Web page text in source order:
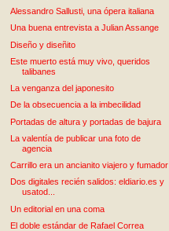
Alessandro Sallusti, una ópera italiana
Una buena entrevista a Julian Assange
Diseño y diseñito
Este muerto está muy vivo, queridos
talibanes
La venganza del japonesito
De la obsecuencia a la imbecilidad
Portadas de altura y portadas de bajura
La valentía de publicar una foto de
agencia
Carrillo era un ancianito viajero y fumador
Dos digitales recién salidos: eldiario.es y
usatod...
Un editorial en una coma
El doble estándar de Rafael Correa